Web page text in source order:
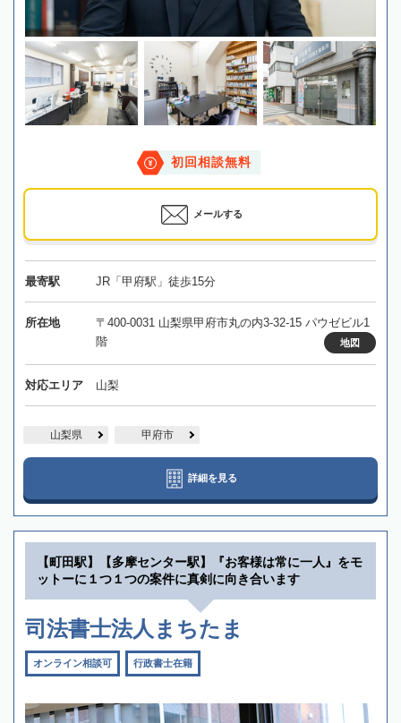
初回相談無料
メールする
最寄駅 JR「甲府駅」徒歩15分
所在地
〒400-0031 山梨県甲府市丸の内3-32-15 パウゼビル1
階
地図
対応エリア 山梨
山梨県 甲府市
詳細を見る
【町田駅】【多摩センター駅】『お客様は常に一人』をモ
ットーに１つ１つの案件に真剣に向き合います
司法書士法人まちたま
オンライン相談可 行政書士在籍